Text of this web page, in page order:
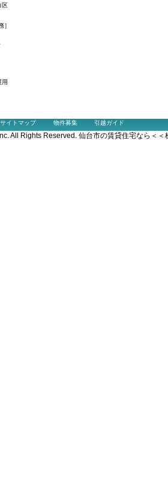
区
］
用
サイトマップ 物件募集 引越ガイド
All Rights Reserved. 仙台市の賃貸住宅なら＜